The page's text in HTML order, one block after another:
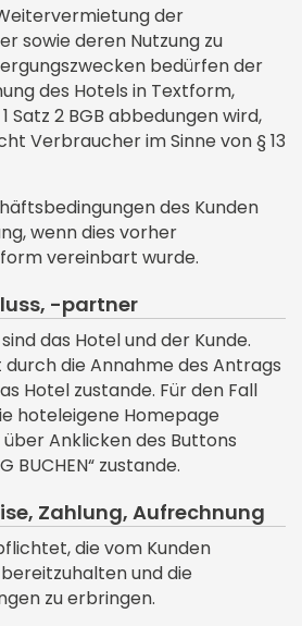
der
sowie deren Nutzung zu
bedürfen der
des Hotels in Textform,
Satz 2 BGB abbedungen wird,
Verbraucher im Sinne von § 13
des Kunden
wenn dies vorher
vereinbart wurde.
-partner
das Hotel und der Kunde.
die Annahme des Antrags
Hotel zustande. Für den Fall
hoteleigene Homepage
Anklicken des Buttons
BUCHEN“ zustande.
Zahlung, Aufrechnung
die vom Kunden
und die
zu erbringen.